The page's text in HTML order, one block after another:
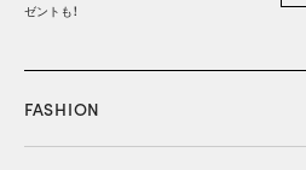
ゼントも！
FASHION